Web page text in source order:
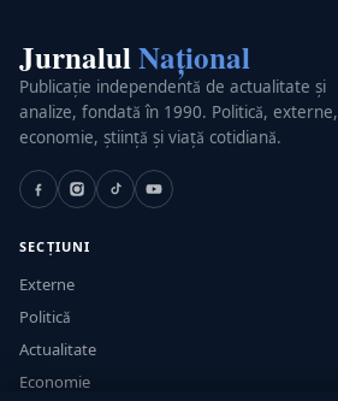
JurnalulNațional
Publicație independentă de actualitate și
analize, fondată în 1990. Politică, externe,
economie, știință și viață cotidiană.
SECȚIUNI
Externe
Politică
Actualitate
Economie